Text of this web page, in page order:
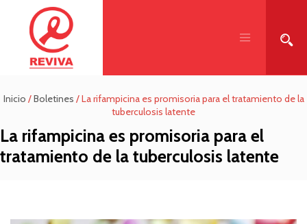
Inicio /Boletines /La rifampicina es promisoria para el tratamiento de la
tuberculosis latente
La rifampicina es promisoria para el
tratamiento de la tuberculosis latente